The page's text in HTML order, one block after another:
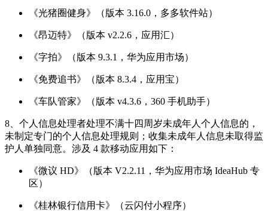
《光猪圈健身》（版本 3.16.0，多多软件站）
《昂迈特》（版本 v2.2.6，应用汇）
《字拍》（版本 9.3.1，华为应用市场）
《免费追书》（版本 8.3.4，应用宝）
《车队管家》（版本 v4.3.6，360 手机助手）
8、个人信息处理者处理不满十四周岁未成年人个人信息的，
未制定专门的个人信息处理规则；收集未成年人信息未取得监
护人单独同意。涉及 4 款移动应用如下：
《微议 HD》（版本 V2.2.11，华为应用市场 IdeaHub 专
区）
《桂林银行信用卡》（云闪付小程序）